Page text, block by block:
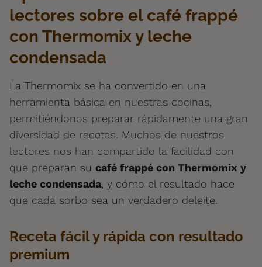
lectores sobre el café frappé
con Thermomix y leche
condensada
La Thermomix se ha convertido en una
herramienta básica en nuestras cocinas,
permitiéndonos preparar rápidamente una gran
diversidad de recetas. Muchos de nuestros
lectores nos han compartido la facilidad con
que preparan su café frappé con Thermomix y
leche condensada, y cómo el resultado hace
que cada sorbo sea un verdadero deleite.
Receta fácil y rápida con resultado
premium